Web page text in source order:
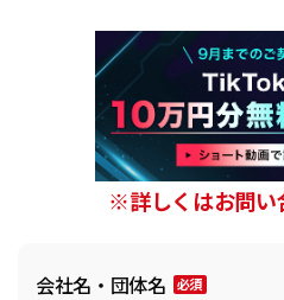
※詳しくはお問い
会社名・団体名